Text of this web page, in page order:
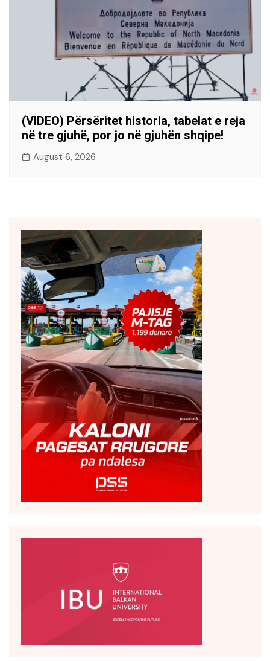
(VIDEO) Përsëritet historia, tabelat e reja
në tre gjuhë, por jo në gjuhën shqipe!
August 6, 2026